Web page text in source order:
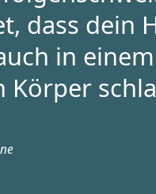
dass dein
in einem
Körper